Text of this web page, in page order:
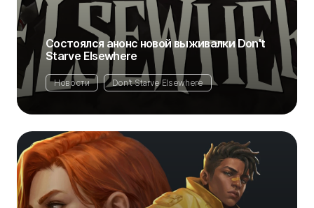
Состоялся анонс новой выживалки Don't
Starve Elsewhere
Новости Don't Starve Elsewhere